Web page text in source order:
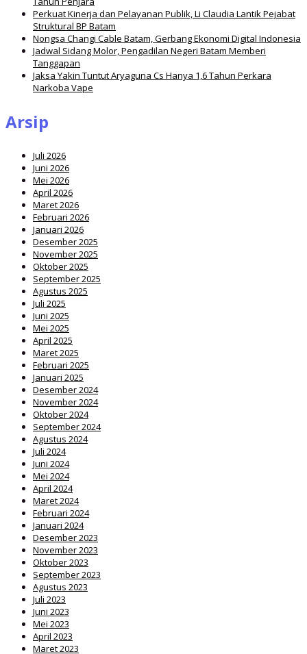
Perkuat Kinerja dan Pelayanan Publik, Li Claudia Lantik Pejabat
Struktural BP Batam
Nongsa Changi Cable Batam, Gerbang Ekonomi Digital Indonesia
Jadwal Sidang Molor, Pengadilan Negeri Batam Memberi
Tanggapan
Jaksa Yakin Tuntut Aryaguna Cs Hanya 1,6 Tahun Perkara
Narkoba Vape
Arsip
Juli 2026
Juni 2026
Mei 2026
April 2026
Maret 2026
Februari 2026
Januari 2026
Desember 2025
November 2025
Oktober 2025
September 2025
Agustus 2025
Juli 2025
Juni 2025
Mei 2025
April 2025
Maret 2025
Februari 2025
Januari 2025
Desember 2024
November 2024
Oktober 2024
September 2024
Agustus 2024
Juli 2024
Juni 2024
Mei 2024
April 2024
Maret 2024
Februari 2024
Januari 2024
Desember 2023
November 2023
Oktober 2023
September 2023
Agustus 2023
Juli 2023
Juni 2023
Mei 2023
April 2023
Maret 2023